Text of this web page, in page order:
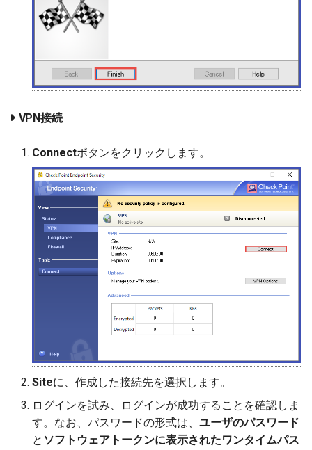
VPN接続
Connectボタンをクリックします。
Siteに、作成した接続先を選択します。
ログインを試み、ログインが成功することを確認しま
す。なお、パスワードの形式は、 ユーザのパスワード
と ソフトウェアトークンに表示されたワンタイムパス